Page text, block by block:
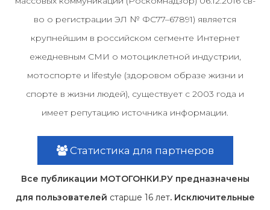
во о регистрации ЭЛ № ФС77–67891) является
крупнейшим в российском сегменте Интернет
ежедневным СМИ о мотоциклетной индустрии,
мотоспорте и lifestyle (здоровом образе жизни и
спорте в жизни людей), существует с 2003 года и
имеет репутацию источника информации.
Статистика для партнеров
Все публикации МОТОГОНКИ.РУ предназначены
для пользователей старше 16 лет. Исключительные